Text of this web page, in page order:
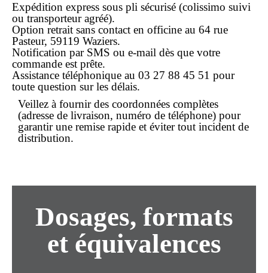
Expédition express sous pli sécurisé (colissimo suivi
ou transporteur agréé).
Option retrait sans contact en officine au 64 rue
Pasteur, 59119 Waziers.
Notification par SMS ou e-mail dès que votre
commande est prête.
Assistance téléphonique au 03 27 88 45 51 pour
toute question sur les délais.
Veillez à fournir des coordonnées complètes
(adresse de livraison, numéro de téléphone) pour
garantir une remise rapide et éviter tout incident de
distribution.
Dosages, formats
et équivalences